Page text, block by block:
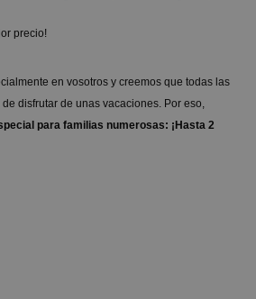
precio!
en vosotros y creemos que todas las
disfrutar de unas vacaciones. Por eso,
para familias numerosas: ¡Hasta 2